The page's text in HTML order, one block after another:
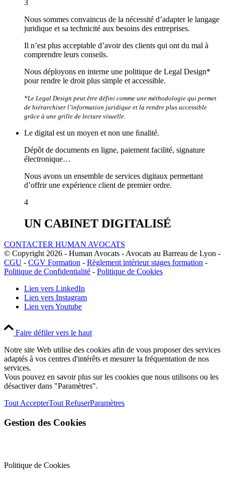
3
Nous sommes convaincus de la nécessité d’adapter le langage
juridique et sa technicité aux besoins des entreprises.
Il n’est plus acceptable d’avoir des clients qui ont du mal à
comprendre leurs conseils.
Nous déployons en interne une politique de Legal Design*
pour rendre le droit plus simple et accessible.
*Le Legal Design peut être défini comme une méthodologie qui permet
de hiérarchiser l’information juridique et la rendre plus accessible
grâce à une grille de lecture visuelle.
Le digital est un moyen et non une ﬁnalité.
Dépôt de documents en ligne, paiement facilité, signature
électronique…
Nous avons un ensemble de services digitaux permettant
d’offrir une expérience client de premier ordre.
4
UN CABINET DIGITALISÉ
CONTACTER HUMAN AVOCATS
© Copyright 2026 - Human Avocats - Avocats au Barreau de Lyon -
CGU - CGV Formation - Règlement intérieur stages formation -
Politique de Confidentialité - Politique de Cookies
Lien vers LinkedIn
Lien vers Instagram
Lien vers Youtube
Faire défiler vers le haut
Notre site Web utilise des cookies afin de vous proposer des services
adaptés à vos centres d'intérêts et mesurer la fréquentation de nos
services.
Vous pouvez en savoir plus sur les cookies que nous utilisons ou les
désactiver dans "Paramètres".
Tout AccepterTout RefuserParamètres
Gestion des Cookies
Politique de Cookies